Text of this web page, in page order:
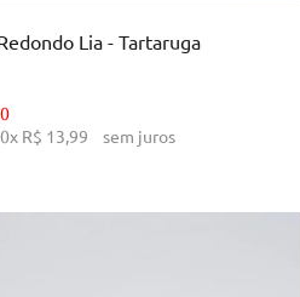
Lia - Tartaruga
x R$ 13 99 sem juros